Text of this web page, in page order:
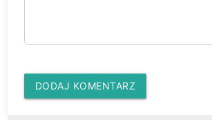
DODAJ KOMENTARZ